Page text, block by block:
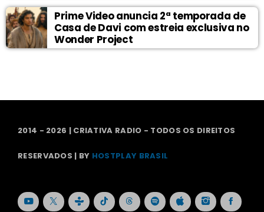
Prime Video anuncia 2ª temporada de
Casa de Davi com estreia exclusiva no
Wonder Project
2014 - 2026 | CRIATIVA RADIO - TODOS OS DIREITOS
RESERVADOS | BY HOSTPLAY BRASIL